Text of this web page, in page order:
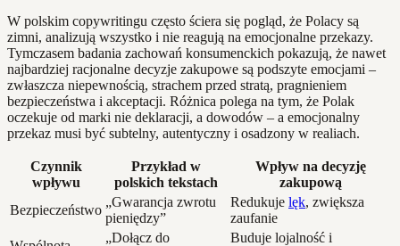
W polskim copywritingu często ściera się pogląd, że Polacy są
zimni, analizują wszystko i nie reagują na emocjonalne przekazy.
Tymczasem badania zachowań konsumenckich pokazują, że nawet
najbardziej racjonalne decyzje zakupowe są podszyte emocjami –
zwłaszcza niepewnością, strachem przed stratą, pragnieniem
bezpieczeństwa i akceptacji. Różnica polega na tym, że Polak
oczekuje od marki nie deklaracji, a dowodów – a emocjonalny
przekaz musi być subtelny, autentyczny i osadzony w realiach.
Czynnik
wpływu
Przykład w
polskich tekstach
Wpływ na decyzję
zakupową
Bezpieczeństwo
„Gwarancja zwrotu
pieniędzy”
Redukuje lęk, zwiększa
zaufanie
„Dołącz do
Buduje lojalność i